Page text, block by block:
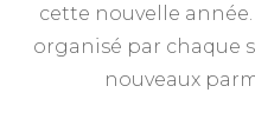
cette nouvelle
organisé par chaque
nouveaux